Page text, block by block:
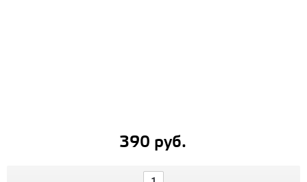
390 руб.